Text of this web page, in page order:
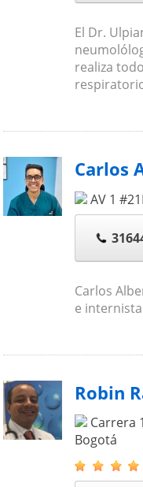
El Dr.
realiza
Carlos
AV 1
Carlos
e
Robin
Carrera
Bogotá